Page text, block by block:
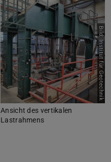
Bild: Institut für Geotechnik
Ansicht des vertikalen
Lastrahmens